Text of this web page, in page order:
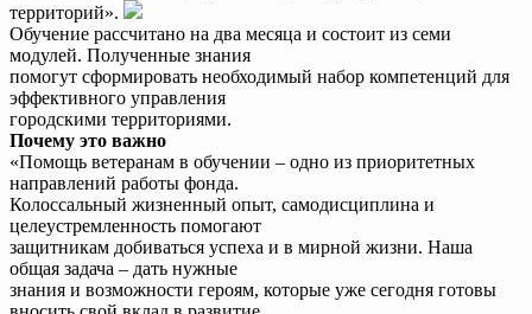
территорий».
Обучение рассчитано на два месяца и состоит из семи
модулей. Полученные знания
помогут сформировать необходимый набор компетенций для
эффективного управления
городскими территориями.
Почему это важно
«Помощь ветеранам в обучении – одно из приоритетных
направлений работы фонда.
Колоссальный жизненный опыт, самодисциплина и
целеустремленность помогают
защитникам добиваться успеха и в мирной жизни. Наша
общая задача – дать нужные
знания и возможности героям, которые уже сегодня готовы